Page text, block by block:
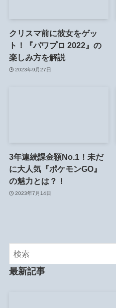
クリスマ前に彼女をゲッ
ト！『パワプロ 2022』の
楽しみ方を解説
2023年9月27日
3年連続課金額No.1！未だ
に大人気『ポケモンGO』
の魅力とは？！
2023年7月14日
最新記事